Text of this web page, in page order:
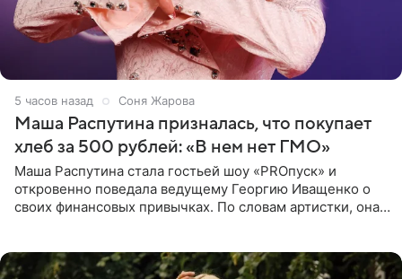
5 часов назад Соня Жарова
Маша Распутина призналась, что покупает
хлеб за 500 рублей: «В нем нет ГМО»
Маша Распутина стала гостьей шоу «PROпуск» и
откровенно поведала ведущему Георгию Иващенко о
своих финансовых привычках. По словам артистки, она